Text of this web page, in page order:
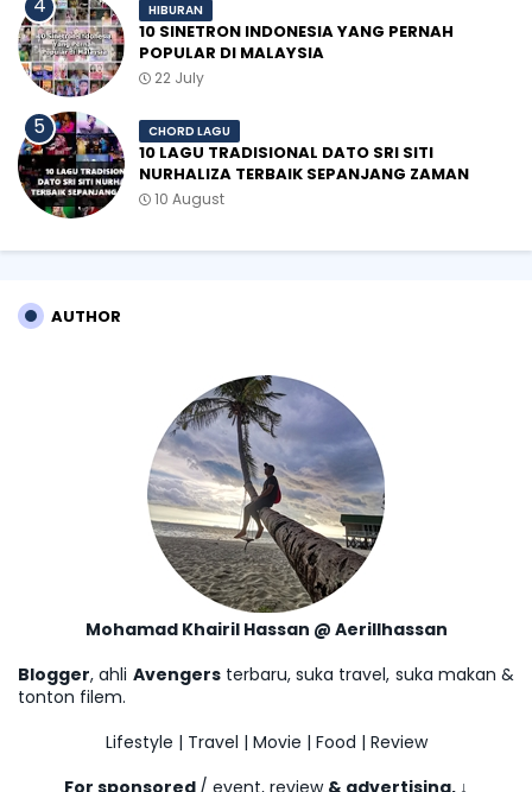
HIBURAN
10 SINETRON INDONESIA YANG PERNAH
POPULAR DI MALAYSIA
22 July
CHORD LAGU
10 LAGU TRADISIONAL DATO SRI SITI
NURHALIZA TERBAIK SEPANJANG ZAMAN
10 August
AUTHOR
Mohamad Khairil Hassan @ Aerillhassan
Blogger, ahli Avengersterbaru, suka travel, suka makan &
tonton filem.
Lifestyle | Travel | Movie | Food | Review
↓